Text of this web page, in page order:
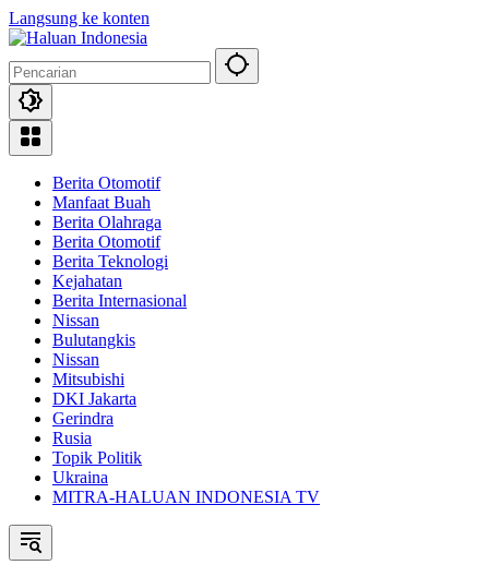
Langsung ke konten
Berita Otomotif
Manfaat Buah
Berita Olahraga
Berita Otomotif
Berita Teknologi
Kejahatan
Berita Internasional
Nissan
Bulutangkis
Nissan
Mitsubishi
DKI Jakarta
Gerindra
Rusia
Topik Politik
Ukraina
MITRA-HALUAN INDONESIA TV